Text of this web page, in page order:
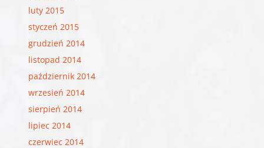
luty 2015
styczeń 2015
grudzień 2014
listopad 2014
październik 2014
wrzesień 2014
sierpień 2014
lipiec 2014
czerwiec 2014